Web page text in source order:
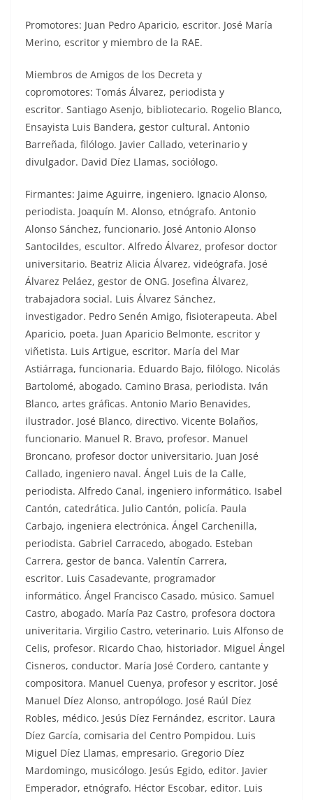
Promotores: Juan Pedro Aparicio, escritor. José María
Merino, escritor y miembro de la RAE.
Miembros de Amigos de los Decreta y
copromotores: Tomás Álvarez, periodista y
escritor. Santiago Asenjo, bibliotecario. Rogelio Blanco,
Ensayista Luis Bandera, gestor cultural. Antonio
Barreñada, filólogo. Javier Callado, veterinario y
divulgador. David Díez Llamas, sociólogo.
Firmantes: Jaime Aguirre, ingeniero. Ignacio Alonso,
periodista. Joaquín M. Alonso, etnógrafo. Antonio
Alonso Sánchez, funcionario. José Antonio Alonso
Santocildes, escultor. Alfredo Álvarez, profesor doctor
universitario. Beatriz Alicia Álvarez, videógrafa. José
Álvarez Peláez, gestor de ONG. Josefina Álvarez,
trabajadora social. Luis Álvarez Sánchez,
investigador. Pedro Senén Amigo, fisioterapeuta. Abel
Aparicio, poeta. Juan Aparicio Belmonte, escritor y
viñetista. Luis Artigue, escritor. María del Mar
Astiárraga, funcionaria. Eduardo Bajo, filólogo. Nicolás
Bartolomé, abogado. Camino Brasa, periodista. Iván
Blanco, artes gráficas. Antonio Mario Benavides,
ilustrador. José Blanco, directivo. Vicente Bolaños,
funcionario. Manuel R. Bravo, profesor. Manuel
Broncano, profesor doctor universitario. Juan José
Callado, ingeniero naval. Ángel Luis de la Calle,
periodista. Alfredo Canal, ingeniero informático. Isabel
Cantón, catedrática. Julio Cantón, policía. Paula
Carbajo, ingeniera electrónica. Ángel Carchenilla,
periodista. Gabriel Carracedo, abogado. Esteban
Carrera, gestor de banca. Valentín Carrera,
escritor. Luis Casadevante, programador
informático. Ángel Francisco Casado, músico. Samuel
Castro, abogado. María Paz Castro, profesora doctora
univeritaria. Virgilio Castro, veterinario. Luis Alfonso de
Celis, profesor. Ricardo Chao, historiador. Miguel Ángel
Cisneros, conductor. María José Cordero, cantante y
compositora. Manuel Cuenya, profesor y escritor. José
Manuel Díez Alonso, antropólogo. José Raúl Díez
Robles, médico. Jesús Díez Fernández, escritor. Laura
Díez García, comisaria del Centro Pompidou. Luis
Miguel Díez Llamas, empresario. Gregorio Díez
Mardomingo, musicólogo. Jesús Egido, editor. Javier
Emperador, etnógrafo. Héctor Escobar, editor. Luis